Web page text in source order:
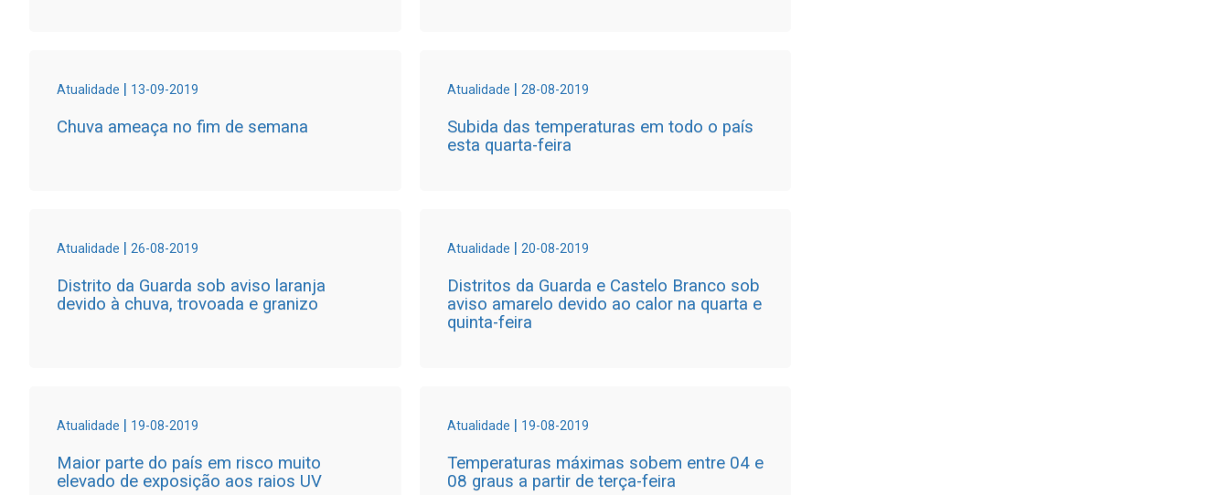
Atualidade | 13-09-2019
Chuva ameaça no fim de semana
Atualidade | 28-08-2019
Subida das temperaturas em todo o país
esta quarta-feira
Atualidade | 26-08-2019
Distrito da Guarda sob aviso laranja
devido à chuva, trovoada e granizo
Atualidade | 20-08-2019
Distritos da Guarda e Castelo Branco sob
aviso amarelo devido ao calor na quarta e
quinta-feira
Atualidade | 19-08-2019
Maior parte do país em risco muito
elevado de exposição aos raios UV
Atualidade | 19-08-2019
Temperaturas máximas sobem entre 04 e
08 graus a partir de terça-feira